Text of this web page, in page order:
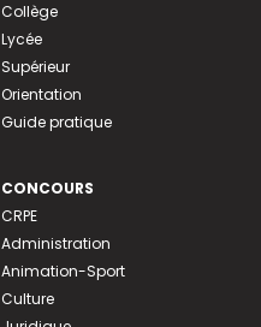
Collège
Lycée
Supérieur
Orientation
Guide pratique
CONCOURS
CRPE
Administration
Animation-Sport
Culture